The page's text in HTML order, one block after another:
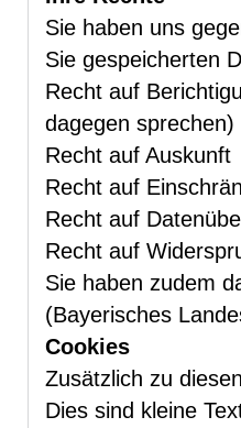
Sie haben uns
Sie gespeicherten
Recht auf
dagegen sprechen)
Recht auf Auskunft
Recht auf
Recht auf
Recht auf
Sie haben zudem
(Bayerisches
Cookies
Zusätzlich zu
Dies sind kleine